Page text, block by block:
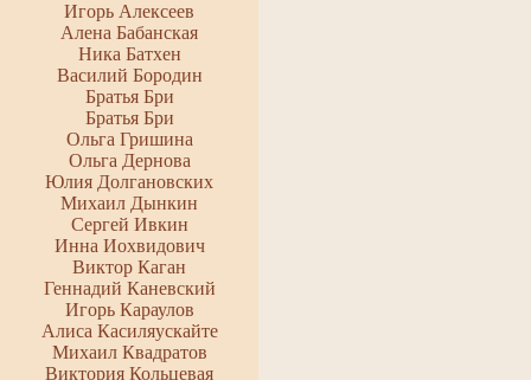
Игорь Алексеев
Алена Бабанская
Ника Батхен
Василий Бородин
Братья Бри
Братья Бри
Ольга Гришина
Ольга Дернова
Юлия Долгановских
Михаил Дынкин
Сергей Ивкин
Инна Иохвидович
Виктор Каган
Геннадий Каневский
Игорь Караулов
Алиса Касиляускайте
Михаил Квадратов
Виктория Кольцевая